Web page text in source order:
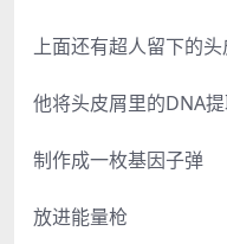
上面还有超人留下的头
他将头皮屑里的DNA
制作成一枚基因子弹
放进能量枪